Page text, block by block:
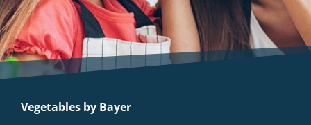
Vegetables by Bayer